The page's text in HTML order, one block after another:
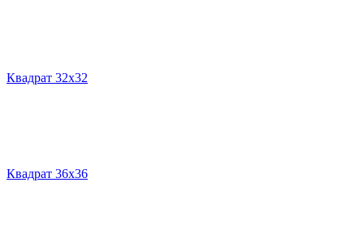
Квадрат 32х32
Квадрат 36х36